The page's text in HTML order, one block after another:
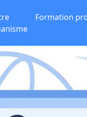
Formation